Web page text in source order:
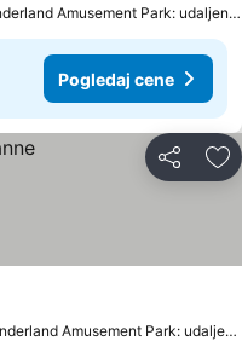
Fränkisches Wunderland Amusement Park: udaljenost 4.7 km
Pogledaj cene
Deli
Fränkisches Wunderland Amusement Park: udaljenost 10.2 km